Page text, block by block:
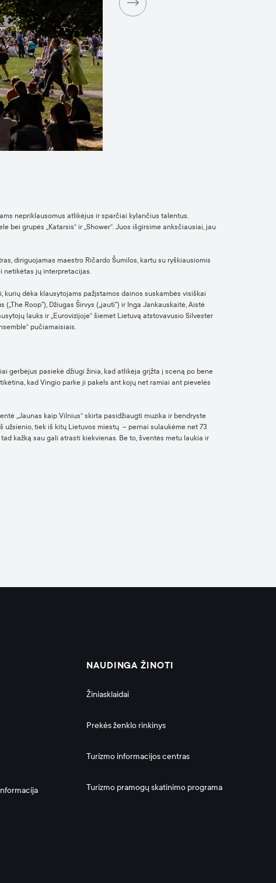
nepriklausomus atlikėjus ir sparčiai kylančius talentus.
bei grupės „Katarsis“ ir „Shower“. Juos išgirsime anksčiausiai, jau
diriguojamas maestro Ričardo Šumilos, kartu su ryškiausiomis
netikėtas jų interpretacijas.
dėka klausytojams pažįstamos dainos suskambės visiškai
Roop”), Džiugas Širvys („jautì”) ir Inga Jankauskaitė, Aistė
lauks ir „Eurovizijoje“ šiemet Lietuvą atstovavusio Silvester
pučiamaisiais.
gerbėjus pasiekė džiugi žinia, kad atlikėja grįžta į sceną po bene
kad Vingio parke ji pakels ant kojų net ramiai ant pievelės
„Jaunas kaip Vilnius“ skirta pasidžiaugti muzika ir bendryste
užsienio, tiek iš kitų Lietuvos miestų – pernai sulaukėme net 73
kažką sau gali atrasti kiekvienas. Be to, šventės metu laukia ir
NAUDINGA ŽINOTI
Žiniasklaidai
Prekės ženklo rinkinys
Turizmo informacijos centras
Turizmo pramogų skatinimo programa